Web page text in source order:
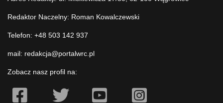
Redaktor Naczelny: Roman Kowalczewski
Telefon: +48 503 142 937
mail: redakcja@portalwrc.pl
Zobacz nasz profil na: